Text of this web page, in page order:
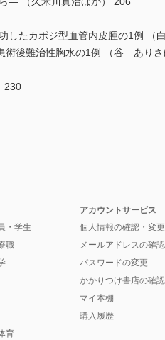
たカポジ型血管内皮腫の1例 （
術後難治性胸水の1例 （谷 あり
230
・学生
職
育
アカウントサービス
個人情報の確認・変更
メールアドレスの確
パスワードの変更
かかりつけ書店の確
マイ本棚
購入履歴